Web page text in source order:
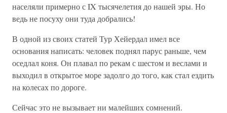
населяли примерно с IX тысячелетия до нашей эры. Но
ведь не посуху они туда добрались!
В одной из своих статей Тур Хейердал имел все
основания написать: человек поднял парус раньше, чем
оседлал коня. Он плавал по рекам с шестом и веслами и
выходил в открытое море задолго до того, как стал ездить
на колесах по дороге.
Сейчас это не вызывает ни малейших сомнений.